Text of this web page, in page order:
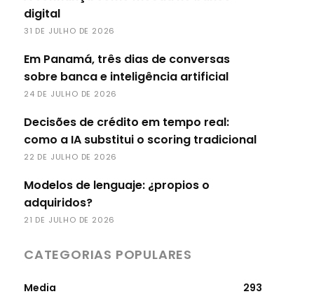
digital
31 DE JULHO DE 2026
Em Panamá, três dias de conversas
sobre banca e inteligência artificial
24 DE JULHO DE 2026
Decisões de crédito em tempo real:
como a IA substitui o scoring tradicional
22 DE JULHO DE 2026
Modelos de lenguaje: ¿propios o
adquiridos?
21 DE JULHO DE 2026
CATEGORIAS POPULARES
Media
293